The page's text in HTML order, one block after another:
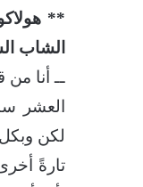
**
الشاب
ــ أنا
العشر
لكن
تارةً